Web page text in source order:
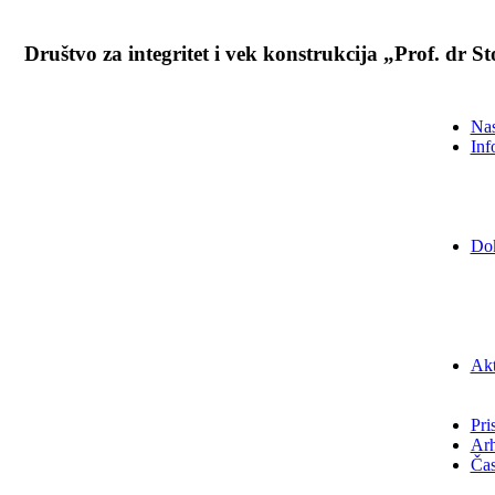
Društvo za integritet i vek konstrukcija „Prof. dr